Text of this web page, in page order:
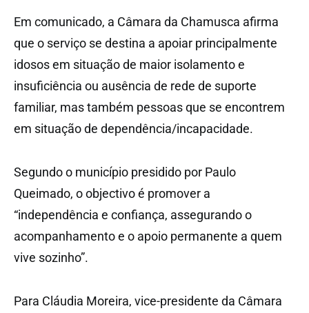
Em comunicado, a Câmara da Chamusca afirma
que o serviço se destina a apoiar principalmente
idosos em situação de maior isolamento e
insuficiência ou ausência de rede de suporte
familiar, mas também pessoas que se encontrem
em situação de dependência/incapacidade.
Segundo o município presidido por Paulo
Queimado, o objectivo é promover a
“independência e confiança, assegurando o
acompanhamento e o apoio permanente a quem
vive sozinho”.
Para Cláudia Moreira, vice-presidente da Câmara